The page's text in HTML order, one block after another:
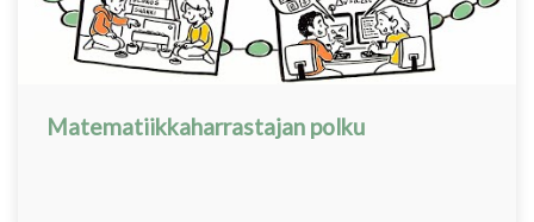
Matematiikkaharrastajan polku